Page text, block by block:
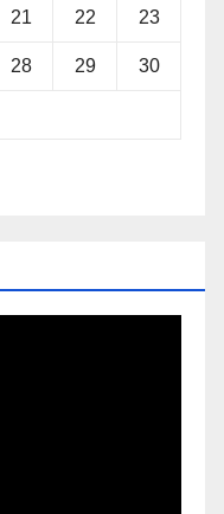
21 22 23
28 29 30